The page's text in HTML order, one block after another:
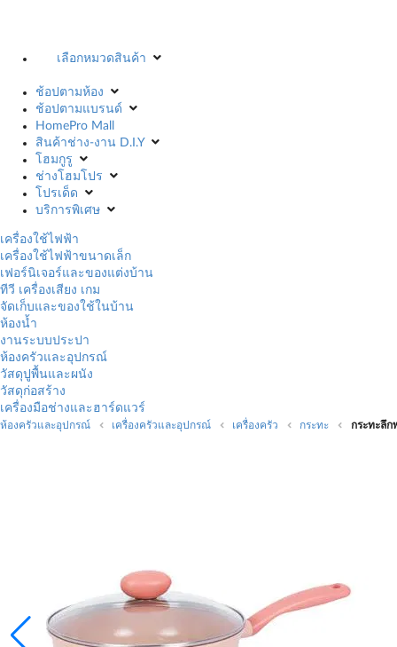
เลือกหมวดสินค้า
ช้อปตามห้อง
ช้อปตามแบรนด์
HomePro Mall
สินค้าช่าง-งาน D.I.Y
โฮมกูรู
ช่างโฮมโปร
โปรเด็ด
บริการพิเศษ
เครื่องใช้ไฟฟ้า
เครื่องใช้ไฟฟ้าขนาดเล็ก
เฟอร์นิเจอร์และของแต่งบ้าน
ทีวี เครื่องเสียง เกม
จัดเก็บและของใช้ในบ้าน
ห้องน้ำ
งานระบบประปา
ห้องครัวและอุปกรณ์
วัสดุปูพื้นและผนัง
วัสดุก่อสร้าง
เครื่องมือช่างและฮาร์ดแวร์
ห้องครัวและอุปกรณ์ เครื่องครัวและอุปกรณ์ เครื่องครัว กระทะ กระทะลึก